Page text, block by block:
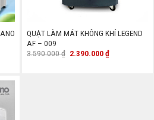
QUẠT LÀM MÁT KHÔNG KHÍ LEGEND
AF – 009
3.590.000₫ Giá
2.390.000₫Giá